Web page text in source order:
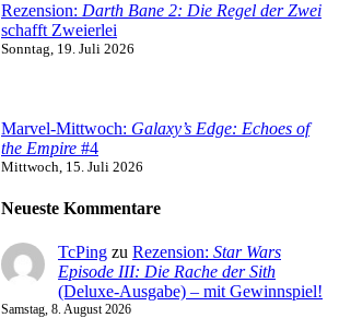
Rezension: Darth Bane 2: Die Regel der Zwei
schafft Zweierlei
Sonntag, 19. Juli 2026
Marvel-Mittwoch: Galaxy’s Edge: Echoes of
the Empire #4
Mittwoch, 15. Juli 2026
Neueste Kommentare
TcPing zu Rezension: Star Wars
Episode III: Die Rache der Sith
(Deluxe-Ausgabe) – mit Gewinnspiel!
Samstag, 8. August 2026